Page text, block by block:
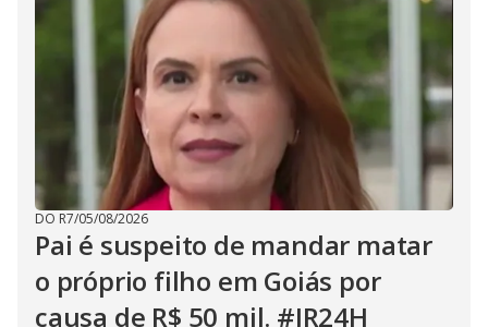
DO R7/05/08/2026
Pai é suspeito de mandar matar
o próprio filho em Goiás por
causa de R$ 50 mil. #JR24H